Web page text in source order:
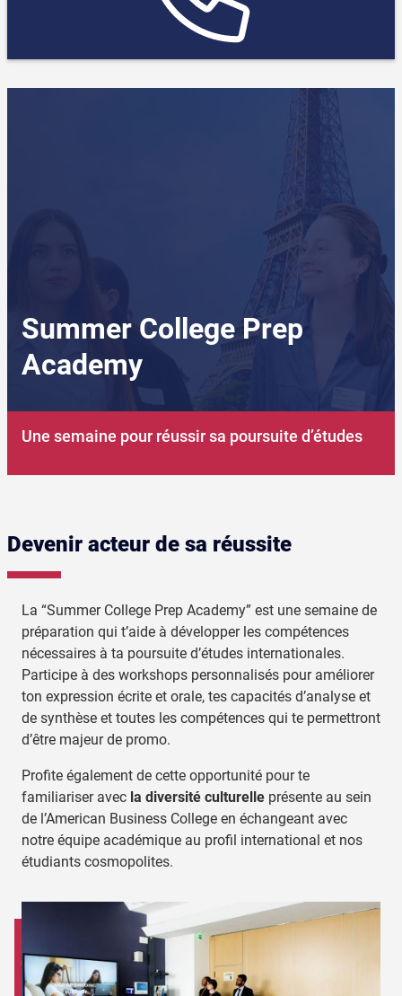
Summer College Prep
Academy
Une semaine pour réussir sa poursuite d’études
Devenir acteur de sa réussite
La “Summer College Prep Academy” est une semaine de
préparation qui t’aide à développer les compétences
nécessaires à ta poursuite d’études internationales.
Participe à des workshops personnalisés pour améliorer
ton expression écrite et orale, tes capacités d’analyse et
de synthèse et toutes les compétences qui te permettront
d’être majeur de promo.
Profite également de cette opportunité pour te
familiariser avec la diversité culturelle présente au sein
de l’American Business College en échangeant avec
notre équipe académique au profil international et nos
étudiants cosmopolites.